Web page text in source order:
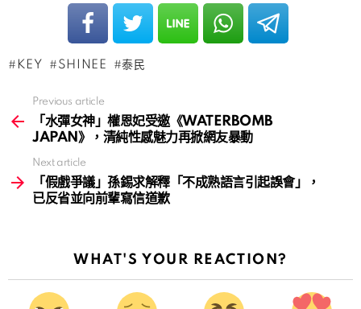
KEY SHINEE 泰民
more
Previous article
「水彈女神」權恩妃受邀《WATERBOMB
JAPAN》，清純性感魅力再掀網友暴動
Next article
「假戲爭議」孫錫求解釋「不成熟語言引起誤會」，
已反省並向前輩寫信道歉
WHAT'S YOUR REACTION?